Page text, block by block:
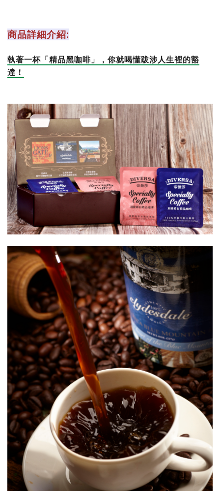
商品詳細介紹:
執著一杯「精品黑咖啡」，你就喝懂跋涉人生裡的豁
達！